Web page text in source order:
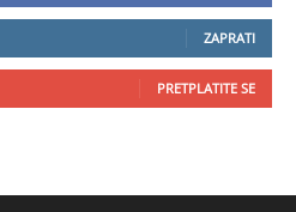
ZAPRATI
PRETPLATITE SE